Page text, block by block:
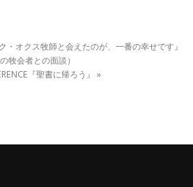
・オクス牧師と会えたのが、一番の幸せです』
牧会者との面談）
『聖書に帰ろう』 »